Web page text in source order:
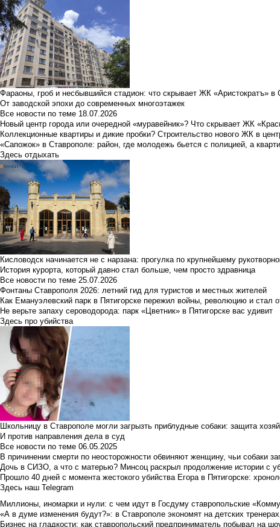
Фараоны, гроб и несбывшийся стадион: что скрывает ЖК «Аристократъ» в
От заводской эпохи до современных многоэтажек
Все новости по теме 18.07.2026
Новый центр города или очередной «муравейник»? Что скрывает ЖК
Коллекционные квартиры и дикие пробки? Строительство нового ЖК в
«Сапожок» в Ставрополе: район, где молодежь бьется с полицией, а
Здесь отдыхать
Кисловодск начинается не с нарзана: прогулка по крупнейшему
История курорта, который давно стал больше, чем просто здравница
Все новости по теме 25.07.2026
Фонтаны Ставрополя 2026: летний гид для туристов и местных жителей
Как Емануэлевский парк в Пятигорске пережил войны, революцию и стал
Не верьте запаху сероводорода: парк «Цветник» в Пятигорске вас удивит
Здесь про убийства
Школьницу в Ставрополе могли загрызть приблудные собаки: защита
И против направления дела в суд
Все новости по теме 06.05.2025
В причинении смерти по неосторожности обвиняют женщину, чьи собаки
Дочь в СИЗО, а что с матерью? Минсоц раскрыл продолжение истории с
Прошло 40 дней с момента жестокого убийства Егора в Пятигорске:
Здесь наш Telegram
Миллионы, иномарки и нули: с чем идут в Госдуму ставропольские
«А в думе изменения будут?»: в Ставрополе экономят на детских
Бизнес на гладкости: как ставропольский предприниматель побывал на